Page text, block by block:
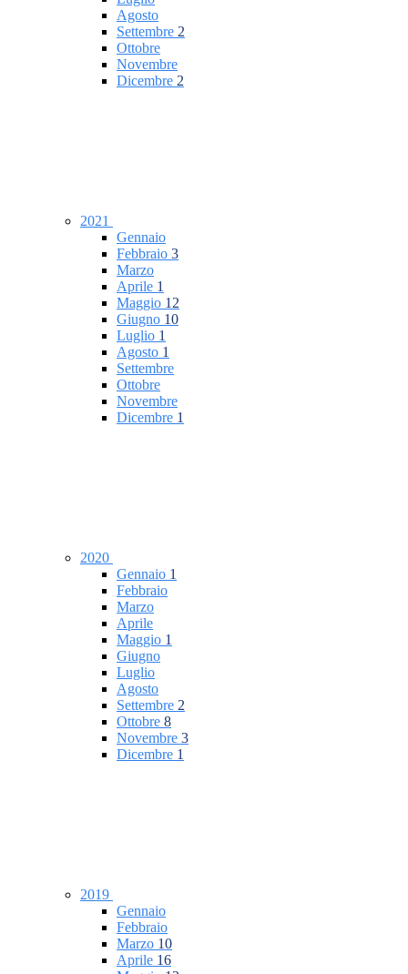
Agosto
Settembre 2
Ottobre
Novembre
Dicembre 2
2021
Gennaio
Febbraio 3
Marzo
Aprile 1
Maggio 12
Giugno 10
Luglio 1
Agosto 1
Settembre
Ottobre
Novembre
Dicembre 1
2020
Gennaio 1
Febbraio
Marzo
Aprile
Maggio 1
Giugno
Luglio
Agosto
Settembre 2
Ottobre 8
Novembre 3
Dicembre 1
2019
Gennaio
Febbraio
Marzo 10
Aprile 16